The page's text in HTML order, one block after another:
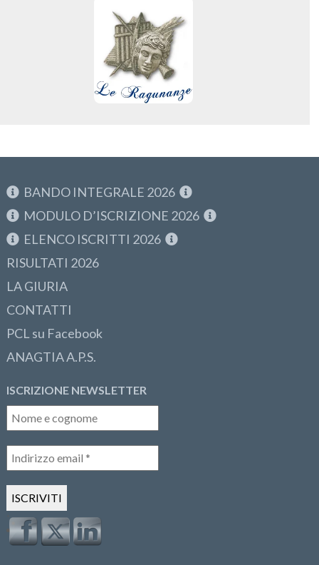
BANDO INTEGRALE 2026
MODULO D’ISCRIZIONE 2026
ELENCO ISCRITTI 2026
RISULTATI 2026
LA GIURIA
CONTATTI
PCL su Facebook
ANAGTIA A.P.S.
ISCRIZIONE NEWSLETTER